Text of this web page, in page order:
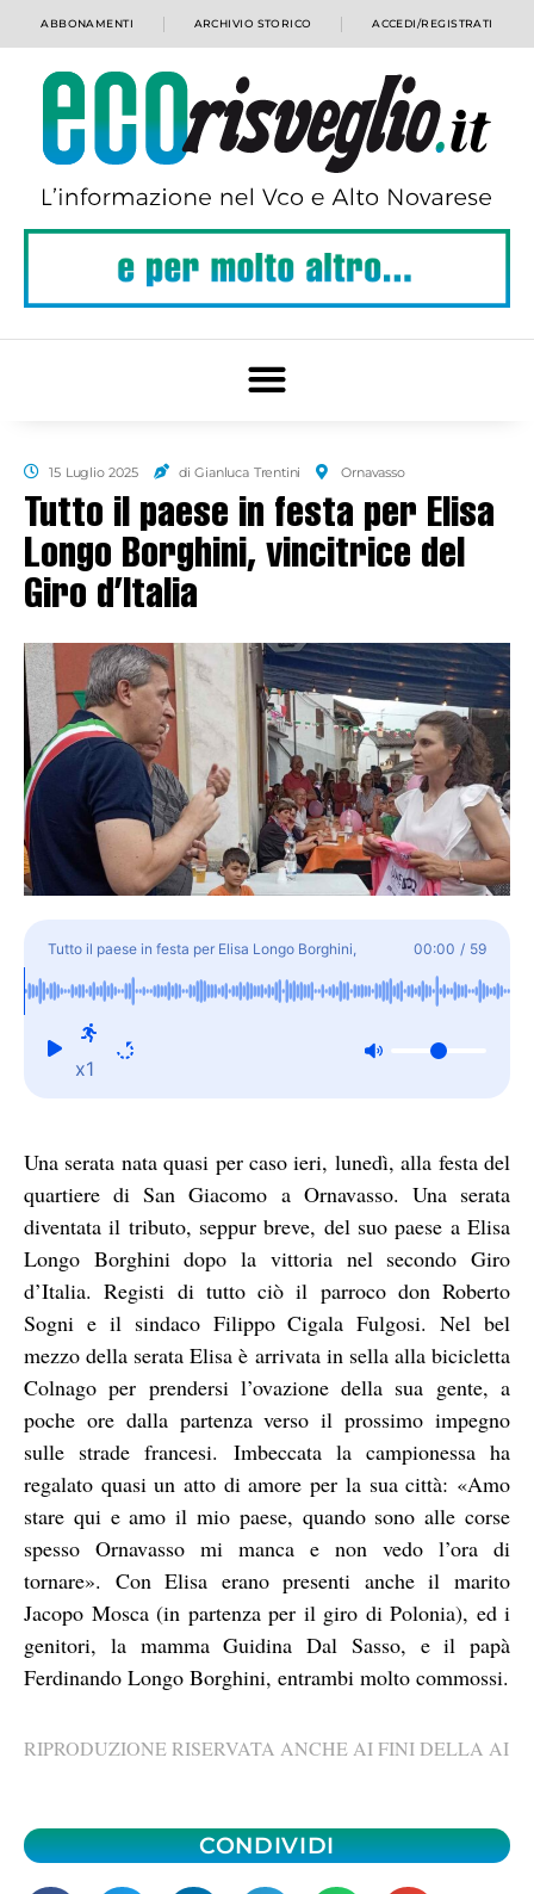
ABBONAMENTI ARCHIVIO STORICO ACCEDI/REGISTRATI
15 Luglio 2025 di Gianluca Trentini Ornavasso
Tutto il paese in festa per Elisa
Longo Borghini, vincitrice del
Giro d’Italia
Tutto il paese in festa per Elisa Longo Borghini,
vincitrice del Giro d'Italia
00:00 / 59
x1
Una serata nata quasi per caso ieri, lunedì, alla festa del
quartiere di San Giacomo a Ornavasso. Una serata
diventata il tributo, seppur breve, del suo paese a Elisa
Longo Borghini dopo la vittoria nel secondo Giro
d’Italia. Registi di tutto ciò il parroco don Roberto
Sogni e il sindaco Filippo Cigala Fulgosi. Nel bel
mezzo della serata Elisa è arrivata in sella alla bicicletta
Colnago per prendersi l’ovazione della sua gente, a
poche ore dalla partenza verso il prossimo impegno
sulle strade francesi. Imbeccata la campionessa ha
regalato quasi un atto di amore per la sua città: «Amo
stare qui e amo il mio paese, quando sono alle corse
spesso Ornavasso mi manca e non vedo l’ora di
tornare». Con Elisa erano presenti anche il marito
Jacopo Mosca (in partenza per il giro di Polonia), ed i
genitori, la mamma Guidina Dal Sasso, e il papà
Ferdinando Longo Borghini, entrambi molto commossi.
RIPRODUZIONE RISERVATA ANCHE AI FINI DELLA AI
CONDIVIDI